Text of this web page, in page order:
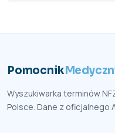
Pomocnik
Wyszukiwarka terminów
Polsce. Dane z oficjalnego